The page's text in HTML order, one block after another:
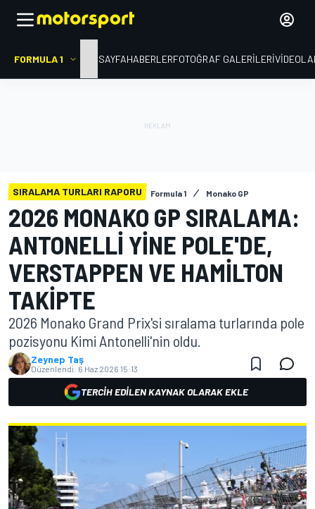
FORMULA 1 ANA SAYFAHABERLERFOTOĞRAF GALERILERI
SIRALAMA TURLARI RAPORU Formula 1 Monako GP
2026 MONAKO GP SIRALAMA:
ANTONELLI YINE POLE'DE,
VERSTAPPEN VE HAMILTON
TAKIPTE
2026 Monako Grand Prix'si sıralama turlarında pole
pozisyonu Kimi Antonelli'nin oldu.
Zeynep Taş
Düzenlendi: 6 Haz 2026 15:13
TERCIH EDILEN KAYNAK OLARAK EKLE